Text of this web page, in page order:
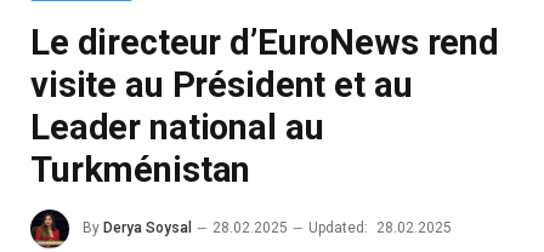
Le directeur d’EuroNews rend
visite au Président et au
Leader national au
Turkménistan
By Derya Soysal 28.02.2025 Updated:
28.02.2025